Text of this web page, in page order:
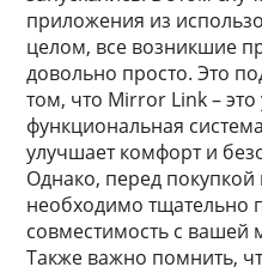
приложения из
целом, все возникшие
довольно просто. Это
том, что Mirror Link –
функциональная
улучшает комфорт и
Однако, перед покупкой
необходимо тщательно
совместимость с вашей
Также важно помнить,